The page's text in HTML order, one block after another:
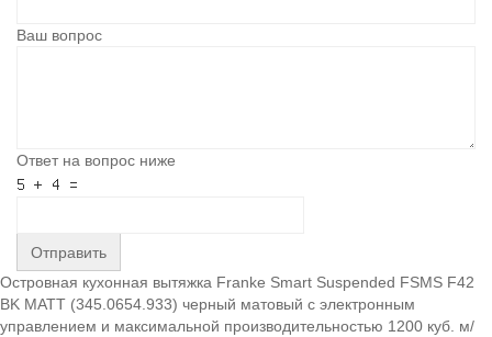
Ваш вопрос
Ответ на вопрос ниже
Отправить
Островная кухонная вытяжка Franke Smart Suspended FSMS F42
BK MATT (345.0654.933) черный матовый с электронным
управлением и максимальной производительностью 1200 куб. м/